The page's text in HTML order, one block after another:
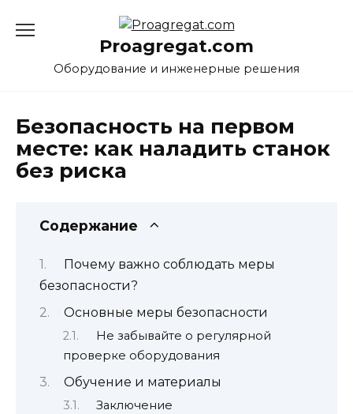
Proagregat.com
Оборудование и инженерные решения
Безопасность на первом
месте: как наладить станок
без риска
Содержание
Почему важно соблюдать меры
безопасности?
Основные меры безопасности
Не забывайте о регулярной
проверке оборудования
Обучение и материалы
Заключение